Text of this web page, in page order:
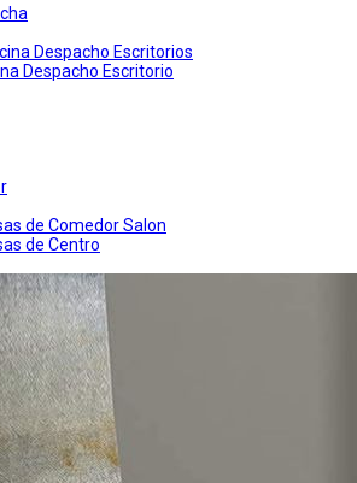
Despacho Escritorios
Despacho Escritorio
de Comedor Salon
de Centro